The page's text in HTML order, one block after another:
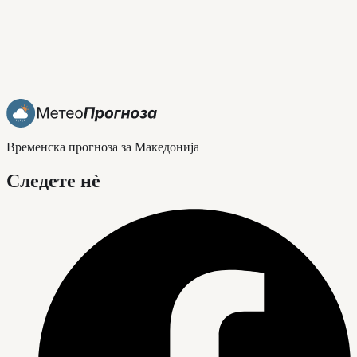
Временска прогноза за Македонија
Следете нè